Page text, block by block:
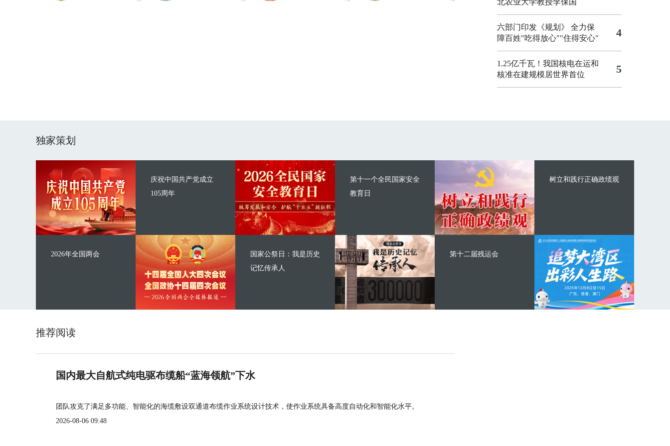
北农业大学教授李保国
六部门印发《规划》 全力保
障百姓"吃得放心""住得安心"
4
1.25亿千瓦！我国核电在运和
核准在建规模居世界首位
5
独家策划
庆祝中国共产党成立
105周年
2026年全国两会
第十一个全民国家安全
教育日
国家公祭日：我是历史
记忆传承人
树立和践行正确政绩观
第十二届残运会
推荐阅读
国内最大自航式纯电驱布缆船“蓝海领航”下水
团队攻克了满足多功能、智能化的海缆敷设双通道布缆作业系统设计技术，使作业系统具备高度自动化和智能化水平。
2026-08-06 09:48